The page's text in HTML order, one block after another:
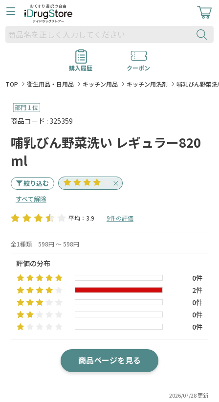
購入履歴
クーポン
TOP
衛生用品・日用品 キッチン用品 キッチン用洗剤 哺乳びん野菜
商品コード : 325359
哺乳びん野菜洗い レギュラー820
ml
絞り込む
すべて解除
平均：3.9 9件の評価
2026/07/28 更新
全1種類 598円 ～ 598円
評価の分布
0件
2件
0件
0件
0件
商品ページを見る